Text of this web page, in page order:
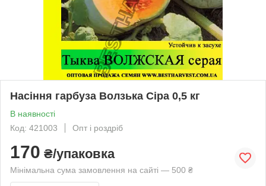
Насіння гарбуза Волзька Сіра 0,5 кг
В наявності
Код: 421003
Опт і роздріб
170 ₴/упаковка
Мінімальна сума замовлення на сайті — 500 ₴